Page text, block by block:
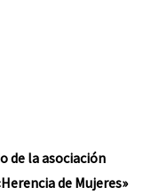
de la asociación
de Mujeres»